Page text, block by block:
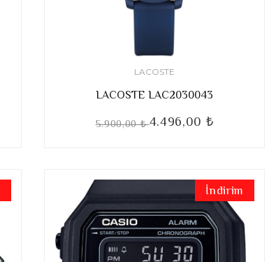
LACOSTE
LACOSTE LAC2030043
5.900,00 ₺4.496,00 ₺
İndirim